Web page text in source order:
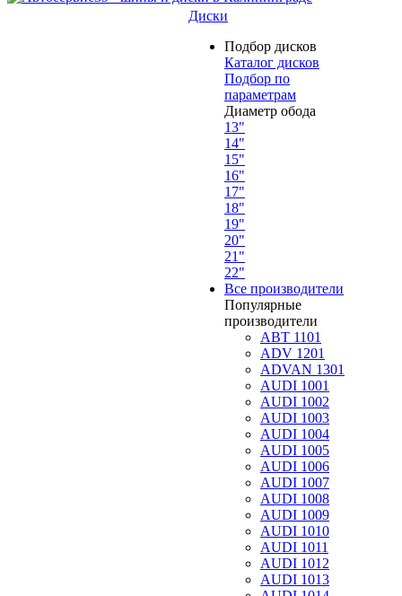
Диски
Подбор дисков
Каталог дисков
Подбор по
параметрам
Диаметр обода
13"
14"
15"
16"
17"
18"
19"
20"
21"
22"
Все производители
Популярные
производители
ABT 1101
ADV 1201
ADVAN 1301
AUDI 1001
AUDI 1002
AUDI 1003
AUDI 1004
AUDI 1005
AUDI 1006
AUDI 1007
AUDI 1008
AUDI 1009
AUDI 1010
AUDI 1011
AUDI 1012
AUDI 1013